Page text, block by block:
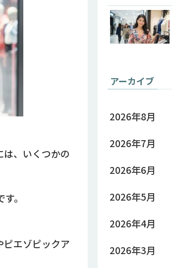
、いくつかの
す。
エゾピックア
アーカイブ
2026年8月
2026年7月
2026年6月
2026年5月
2026年4月
2026年3月